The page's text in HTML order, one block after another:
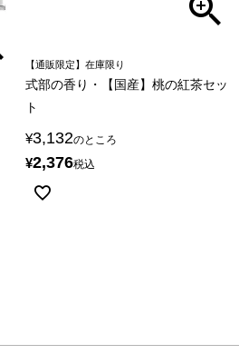
【通販限定】在庫限り
式部の香り・【国産】桃の紅茶セッ
ト
¥3,132のところ
¥2,376税込